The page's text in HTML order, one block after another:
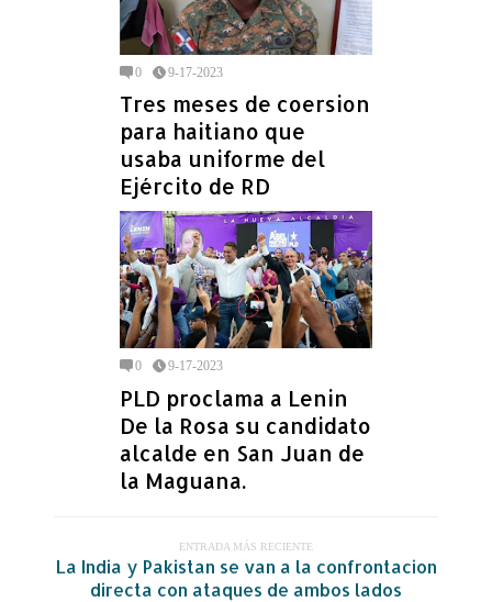
0 9-17-2023
Tres meses de coersion
para haitiano que
usaba uniforme del
Ejército de RD
0 9-17-2023
PLD proclama a Lenin
De la Rosa su candidato
alcalde en San Juan de
la Maguana.
ENTRADA MÁS RECIENTE
La India y Pakistan se van a la confrontacion
directa con ataques de ambos lados